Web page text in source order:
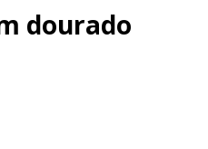
dourado